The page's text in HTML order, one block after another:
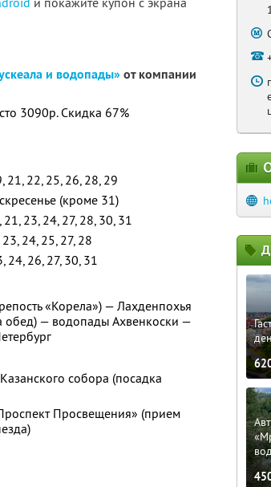
и водопады»от компании
3090р. Скидка 67%
21, 22, 25, 26, 28, 29
(кроме 31)
21, 23, 24, 27, 28, 30, 31
24, 25, 27, 28
24, 26, 27, 30, 31
«Корела») — Лахденпохья
обед) — водопады Ахвенкоски —
собора (посадка
Просвещения» (прием